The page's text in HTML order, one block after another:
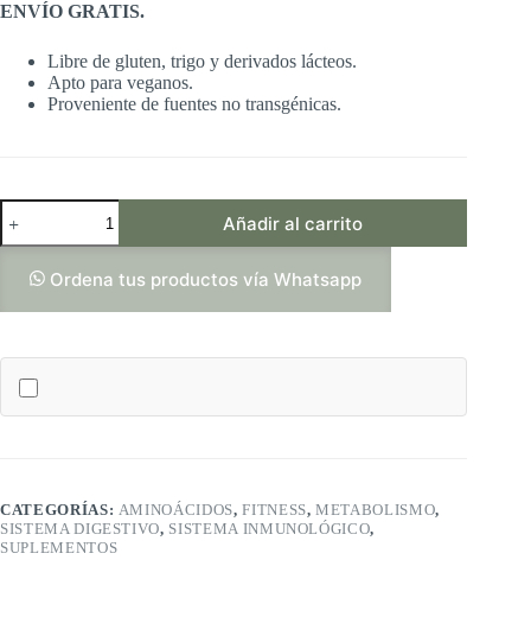
ENVÍO GRATIS.
Libre de gluten, trigo y derivados lácteos.
Apto para veganos.
Proveniente de fuentes no transgénicas.
L-
GLUTAMINA
500
50
SOLGAR
cantidad
Añadir al carrito
Ordena tus productos vía Whatsapp
CATEGORÍAS: AMINOÁCIDOS,FITNESS,METABOLISMO,
SISTEMA DIGESTIVO, SISTEMA INMUNOLÓGICO,
SUPLEMENTOS